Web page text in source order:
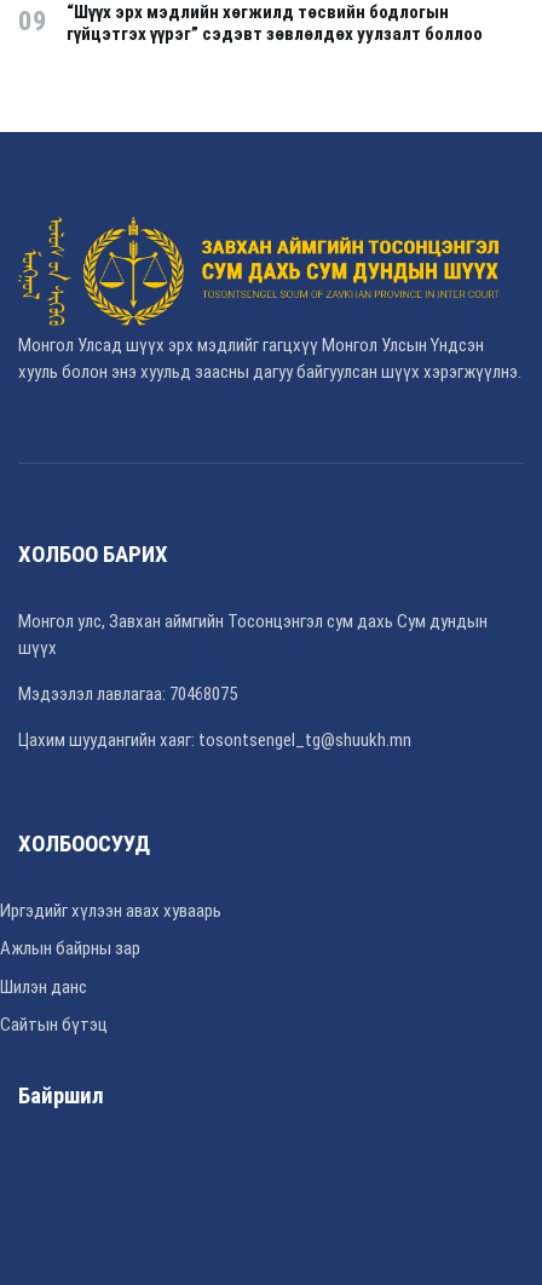
09
“Шүүх эрх мэдлийн хөгжилд төсвийн бодлогын
гүйцэтгэх үүрэг” сэдэвт зөвлөлдөх уулзалт боллоо
Монгол Улсад шүүх эрх мэдлийг гагцхүү Монгол Улсын Үндсэн
хууль болон энэ хуульд заасны дагуу байгуулсан шүүх хэрэгжүүлнэ.
ХОЛБОО БАРИХ
Монгол улс, Завхан аймгийн Тосонцэнгэл сум дахь Сум дундын
шүүх
Мэдээлэл лавлагаа: 70468075
Цахим шуудангийн хаяг: tosontsengel_tg@shuukh.mn
ХОЛБООСУУД
Иргэдийг хүлээн авах хуваарь
Ажлын байрны зар
Шилэн данс
Сайтын бүтэц
Байршил